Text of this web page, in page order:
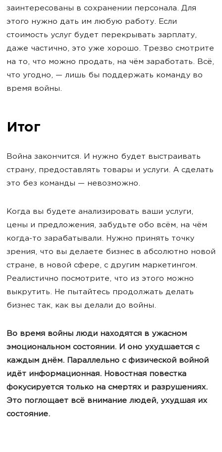
заинтересованы в сохранении персонала. Для
этого нужно дать им любую работу. Если
стоимость услуг будет перекрывать зарплату,
даже частично, это уже хорошо. Трезво смотрите
на то, что можно продать, на чём заработать. Всё,
что угодно, — лишь бы поддержать команду во
время войны.
Итог
Война закончится. И нужно будет выстраивать
страну, предоставлять товары и услуги. А сделать
это без команды — невозможно.
Когда вы будете анализировать ваши услуги,
цены и предложения, забудьте обо всём, на чём
когда-то зарабатывали. Нужно принять точку
зрения, что вы делаете бизнес в абсолютно новой
стране, в новой сфере, с другим маркетингом.
Реалистично посмотрите, что из этого можно
выкрутить. Не пытайтесь продолжать делать
бизнес так, как вы делали до войны.
Во время войны люди находятся в ужасном
эмоциональном состоянии. И оно ухудшается с
каждым днём. Параллельно с физической войной
идёт информационная. Новостная повестка
фокусируется только на смертях и разрушениях.
Это поглощает всё внимание людей, ухудшая их
состояние.